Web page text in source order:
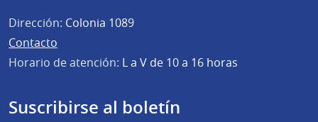
Dirección: Colonia 1089
Contacto
Horario de atención: L a V de 10 a 16 horas
Suscribirse al boletín